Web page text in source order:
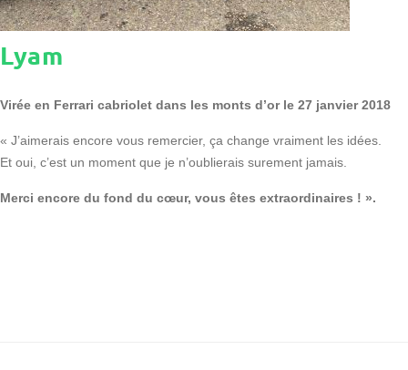
Lyam
Virée en Ferrari cabriolet dans les monts d’or le 27 janvier 2018
« J’aimerais encore vous remercier, ça change vraiment les idées.
Et oui, c’est un moment que je n’oublierais surement jamais.
Merci encore du fond du cœur, vous êtes extraordinaires ! ».